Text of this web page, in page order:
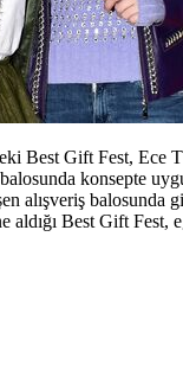
Best Gift Fest, Ece
konsepte
alışveriş balosunda
aldığı Best Gift